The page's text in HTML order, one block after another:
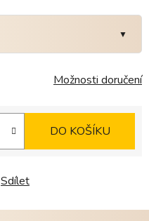
Možnosti doručení
DO KOŠÍKU
Sdílet